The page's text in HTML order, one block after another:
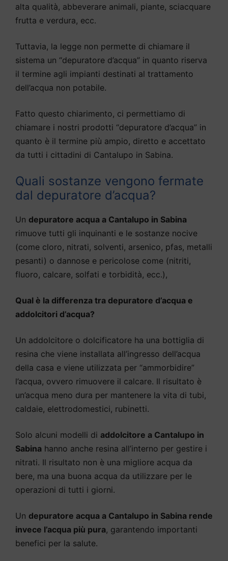
alta qualità, abbeverare animali, piante, sciacquare
frutta e verdura, ecc.
Tuttavia, la legge non permette di chiamare il
sistema un “depuratore d’acqua” in quanto riserva
il termine agli impianti destinati al trattamento
dell’acqua non potabile.
Fatto questo chiarimento, ci permettiamo di
chiamare i nostri prodotti “depuratore d’acqua” in
quanto è il termine più ampio, diretto e accettato
da tutti i cittadini di Cantalupo in Sabina.
Quali sostanze vengono fermate
dal depuratore d’acqua?
Un depuratore acqua a Cantalupo in Sabina
rimuove tutti gli inquinanti e le sostanze nocive
(come cloro, nitrati, solventi, arsenico, pfas, metalli
pesanti) o dannose e pericolose come (nitriti,
fluoro, calcare, solfati e torbidità, ecc.),
Qual è la differenza tra depuratore d’acqua e
addolcitori d’acqua?
Un addolcitore o dolcificatore ha una bottiglia di
resina che viene installata all’ingresso dell’acqua
della casa e viene utilizzata per “ammorbidire”
l’acqua, ovvero rimuovere il calcare. Il risultato è
un’acqua meno dura per mantenere la vita di tubi,
caldaie, elettrodomestici, rubinetti.
Solo alcuni modelli di addolcitore a Cantalupo in
Sabina hanno anche resina all’interno per gestire i
nitrati. Il risultato non è una migliore acqua da
bere, ma una buona acqua da utilizzare per le
operazioni di tutti i giorni.
Un depuratore acqua a Cantalupo in Sabina rende
invece l’acqua più pura, garantendo importanti
benefici per la salute.